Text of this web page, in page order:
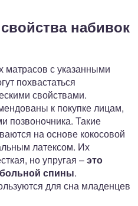
набивок
матрасов с указанными
похвастаться
свойствами.
к покупке лицам,
позвоночника. Такие
на основе кокосовой
латексом. Их
но упругая –это
спины.
для сна младенцев